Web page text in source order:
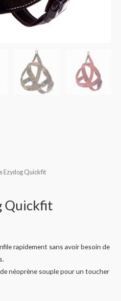
Ezydog Quickfit
Quickfit
rapidement sans avoir besoin de
néoprène souple pour un toucher